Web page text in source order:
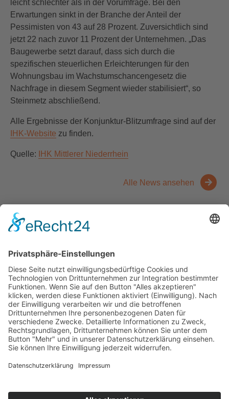
leicht schlechter als in der Vorumfrage. Bei den
Erwartungen sinkt in der Branche der Anteil der
Pessimisten von 43 auf 28 Prozent. Zuversichtlich sind
jetzt 22 nach zuvor 11 Prozent der Unternehmen. „Das
Baugewerbe setzt darauf, dass sich durch die
spezifischen steuerlichen Erleichterungen für den
Wohnungsbau im Wachstumschancengesetz die
Nachfrage in diesem Segment wieder stabilisiert“, so
Steinmetz abschließend.
Alle Ergebnisse der Konjunktur-Blitzumfrage sind auf der
IHK-Website zu finden.
Quelle: IHK Mittlerer Niederrhein
Alle News ansehen
Kontakt Messen Zahlen und Fakten Downloads
Denken Sie Über uns